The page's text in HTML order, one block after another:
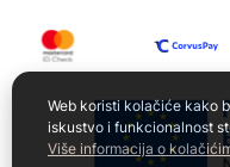
Web koristi kolačiće kako
iskustvo i funkcionalnost
Više informacija o